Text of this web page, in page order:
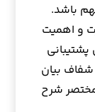
باشد.
و اهمیت
بیان
مختصر شرح